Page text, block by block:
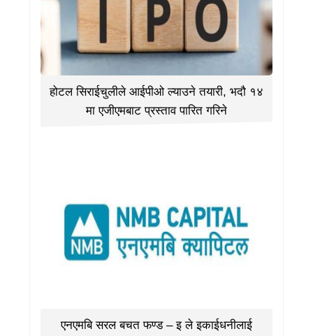
होटल सिराईचुलीले आईपीओ ल्याउने तयारी, भदौ १४
मा एजीएमबाट प्रस्ताव पारित गरिने
एनएमबि सरल बचत फण्ड – इ ले इकाईधनीलाई